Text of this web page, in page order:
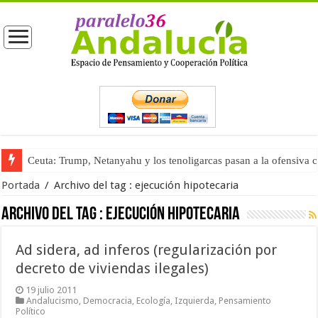
Ceuta: Trump, Netanyahu y los tenoligarcas pasan a la ofensiva
Portada / Archivo del tag :ejecución hipotecaria
Archivo del tag : ejecución hipotecaria
Ad sidera, ad inferos (regularización por
decreto de viviendas ilegales)
19 julio 2011
Andalucismo, Democracia, Ecología, Izquierda, Pensamiento
Político